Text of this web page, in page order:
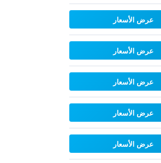
عرض الأسعار
عرض الأسعار
عرض الأسعار
عرض الأسعار
عرض الأسعار